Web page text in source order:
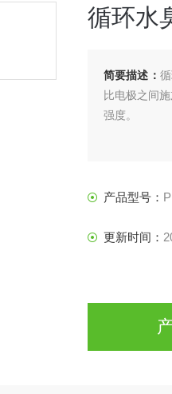
循环水
简要描述：
比电极之间
强度。
产品型号：
更新时间：